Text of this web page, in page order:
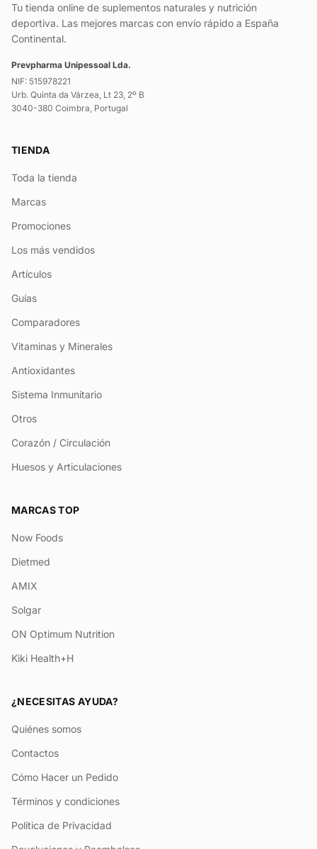
Tu tienda online de suplementos naturales y nutrición
deportiva. Las mejores marcas con envío rápido a España
Continental.
Prevpharma Unipessoal Lda.
NIF: 515978221
Urb. Quinta da Várzea, Lt 23, 2º B
3040-380 Coimbra, Portugal
TIENDA
Toda la tienda
Marcas
Promociones
Los más vendidos
Artículos
Guías
Comparadores
Vitaminas y Minerales
Antioxidantes
Sistema Inmunitario
Otros
Corazón / Circulación
Huesos y Articulaciones
MARCAS TOP
Now Foods
Dietmed
AMIX
Solgar
ON Optimum Nutrition
Kiki Health+H
¿NECESITAS AYUDA?
Quiénes somos
Contactos
Cómo Hacer un Pedido
Términos y condiciones
Política de Privacidad